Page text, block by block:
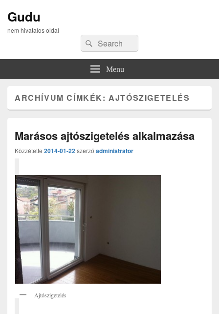
Gudu
nem hivatalos oldal
Search
for:
Search
Menu
ARCHÍVUM CÍMKÉK:AJTÓSZIGETELÉS
Marásos ajtószigetelés alkalmazása
Közzétette 2014-01-22szerző administrator
Ajtószigetelés